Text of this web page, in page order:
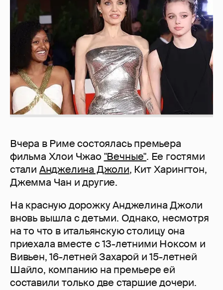
Вчера в Риме состоялась премьера
фильма Хлои Чжао "Вечные". Ее гостями
стали Анджелина Джоли, Кит Харингтон,
Джемма Чан и другие.
На красную дорожку Анджелина Джоли
вновь вышла с детьми. Однако, несмотря
на то что в итальянскую столицу она
приехала вместе с 13-летними Ноксом и
Вивьен, 16-летней Захарой и 15-летней
Шайло, компанию на премьере ей
составили только две старшие дочери.